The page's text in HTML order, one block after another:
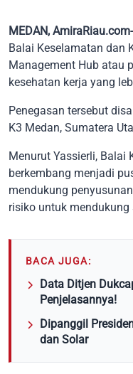
MEDAN, AmiraRiau.com-
Balai Keselamatan dan
Management Hub atau
kesehatan kerja yang
Penegasan tersebut
K3 Medan, Sumatera
Menurut Yassierli, Balai
berkembang menjadi
mendukung
risiko untuk
BACA JUGA:
Data Ditjen
Penjelasannya!
Dipanggil
dan Solar